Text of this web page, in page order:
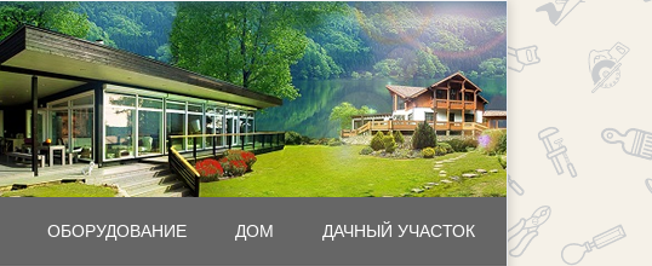
ОБОРУДОВАНИЕ ДОМ ДАЧНЫЙ УЧАСТОК